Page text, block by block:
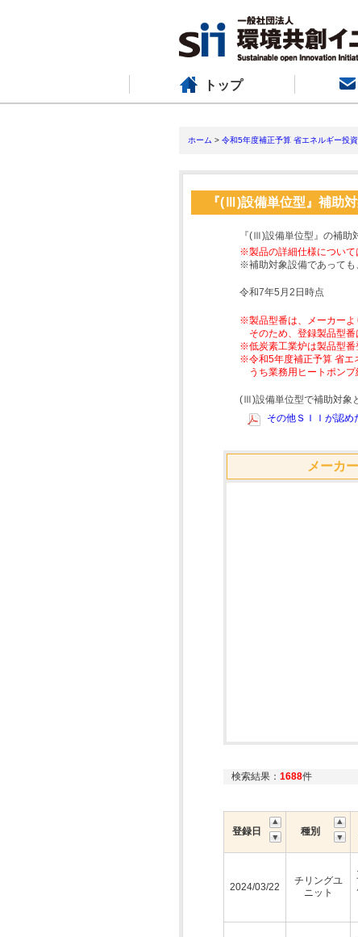
トップ
ホーム > 令和5年度補正予算 省エネルギー投
『(Ⅲ)設備単位型』補助
『(Ⅲ)設備単位型』の補助
※製品の詳細仕様について
※補助対象設備であっても
令和7年5月2日時点
※製品型番は、メーカーよ
そのため、登録製品型番
※低炭素工業炉は製品型番
※令和5年度補正予算 省エ
うち業務用ヒートポン
(Ⅲ)設備単位型で補助対象
その他ＳＩＩが認
メーカ
検索結果： 1688件
登録日 種別
2024/03/22
チリングユ
ニット